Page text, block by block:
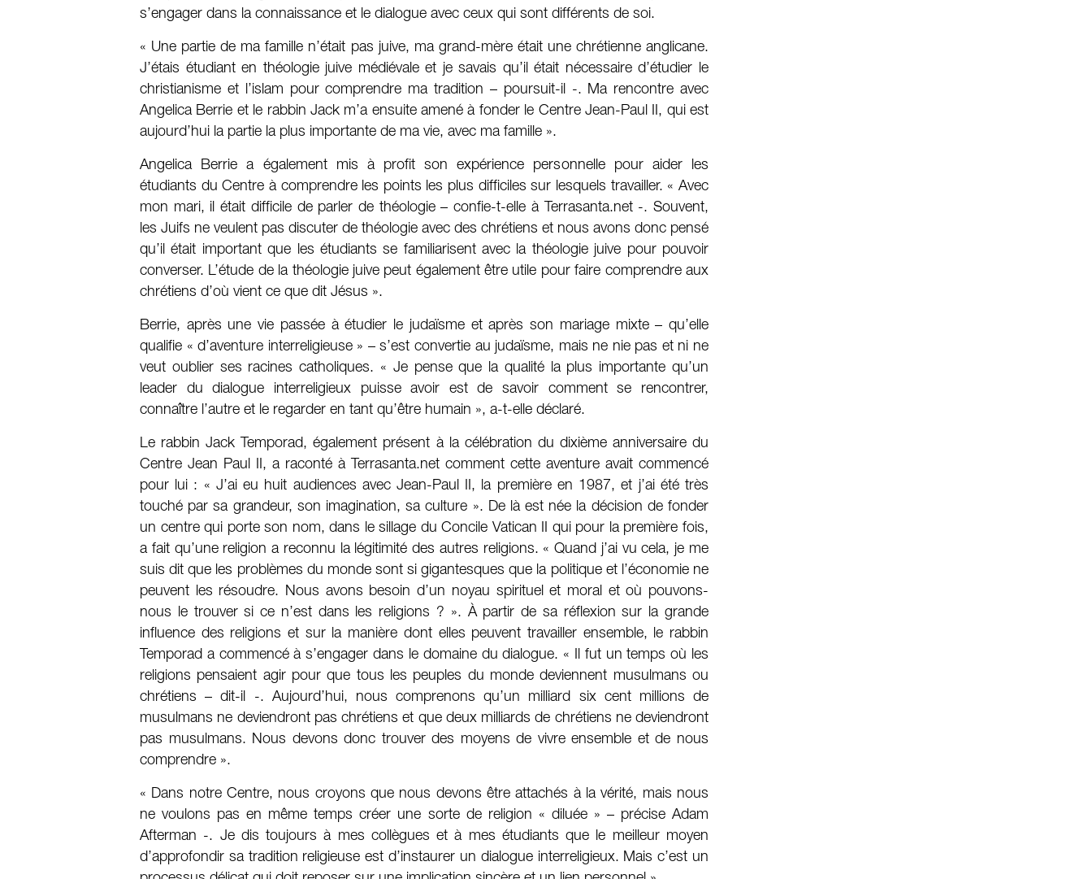
s’engager dans la connaissance et le dialogue avec ceux qui sont différents de soi.
« Une partie de ma famille n’était pas juive, ma grand-mère était une chrétienne anglicane.
J’étais étudiant en théologie juive médiévale et je savais qu’il était nécessaire d’étudier le
christianisme et l’islam pour comprendre ma tradition – poursuit-il -. Ma rencontre avec
Angelica Berrie et le rabbin Jack m’a ensuite amené à fonder le Centre Jean-Paul II, qui est
aujourd’hui la partie la plus importante de ma vie, avec ma famille ».
Angelica Berrie a également mis à profit son expérience personnelle pour aider les
étudiants du Centre à comprendre les points les plus difficiles sur lesquels travailler. « Avec
mon mari, il était difficile de parler de théologie – confie-t-elle à Terrasanta.net -. Souvent,
les Juifs ne veulent pas discuter de théologie avec des chrétiens et nous avons donc pensé
qu’il était important que les étudiants se familiarisent avec la théologie juive pour pouvoir
converser. L’étude de la théologie juive peut également être utile pour faire comprendre aux
chrétiens d’où vient ce que dit Jésus ».
Berrie, après une vie passée à étudier le judaïsme et après son mariage mixte – qu’elle
qualifie « d’aventure interreligieuse » – s’est convertie au judaïsme, mais ne nie pas et ni ne
veut oublier ses racines catholiques. « Je pense que la qualité la plus importante qu’un
leader du dialogue interreligieux puisse avoir est de savoir comment se rencontrer,
connaître l’autre et le regarder en tant qu’être humain », a-t-elle déclaré.
Le rabbin Jack Temporad, également présent à la célébration du dixième anniversaire du
Centre Jean Paul II, a raconté à Terrasanta.net comment cette aventure avait commencé
pour lui : « J’ai eu huit audiences avec Jean-Paul II, la première en 1987, et j’ai été très
touché par sa grandeur, son imagination, sa culture ». De là est née la décision de fonder
un centre qui porte son nom, dans le sillage du Concile Vatican II qui pour la première fois,
a fait qu’une religion a reconnu la légitimité des autres religions. « Quand j’ai vu cela, je me
suis dit que les problèmes du monde sont si gigantesques que la politique et l’économie ne
peuvent les résoudre. Nous avons besoin d’un noyau spirituel et moral et où pouvons-
nous le trouver si ce n’est dans les religions ? ». À partir de sa réflexion sur la grande
influence des religions et sur la manière dont elles peuvent travailler ensemble, le rabbin
Temporad a commencé à s’engager dans le domaine du dialogue. « Il fut un temps où les
religions pensaient agir pour que tous les peuples du monde deviennent musulmans ou
chrétiens – dit-il -. Aujourd’hui, nous comprenons qu’un milliard six cent millions de
musulmans ne deviendront pas chrétiens et que deux milliards de chrétiens ne deviendront
pas musulmans. Nous devons donc trouver des moyens de vivre ensemble et de nous
comprendre ».
« Dans notre Centre, nous croyons que nous devons être attachés à la vérité, mais nous
ne voulons pas en même temps créer une sorte de religion « diluée » – précise Adam
Afterman -. Je dis toujours à mes collègues et à mes étudiants que le meilleur moyen
d’approfondir sa tradition religieuse est d’instaurer un dialogue interreligieux. Mais c’est un